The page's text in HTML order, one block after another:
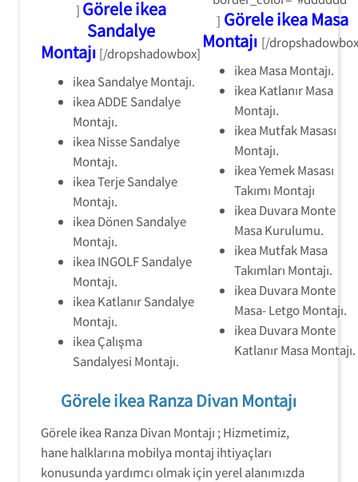
] Görele ikea
Sandalye
Montajı [/dropshadowbox]
ikea Sandalye Montajı.
ikea ADDE Sandalye
Montajı.
ikea Nisse Sandalye
Montajı.
ikea Terje Sandalye
Montajı.
ikea Dönen Sandalye
Montajı.
ikea INGOLF Sandalye
Montajı.
ikea Katlanır Sandalye
Montajı.
ikea Çalışma
Sandalyesi Montajı.
] Görele ikea Masa
Montajı [/
ikea Masa Montajı.
ikea Katlanır Masa
Montajı.
ikea Mutfak Masası
Montajı.
ikea Yemek Masası
Takımı Montajı
ikea Duvara Monte
Masa Kurulumu.
ikea Mutfak Masa
Takımları Montajı.
ikea Duvara Monte
Masa- Letgo Montajı.
ikea Duvara Monte
Katlanır Masa Montajı.
Görele ikea Ranza Divan Montajı
Görele ikea Ranza Divan Montajı ; Hizmetimiz,
hane halklarına mobilya montaj ihtiyaçları
konusunda yardımcı olmak için yerel alanımızda